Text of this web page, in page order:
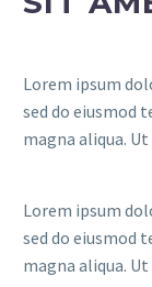
Lorem ipsum
sed do eiusmod
magna aliqua.
Lorem ipsum
sed do eiusmod
magna aliqua.